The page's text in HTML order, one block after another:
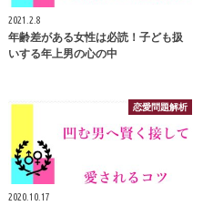
2021.2.8
年齢差がある女性は必読！子ども扱
いする年上男の心の中
恋愛問題解析
2020.10.17